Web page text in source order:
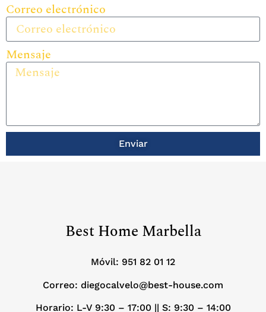
Correo electrónico
Mensaje
Enviar
Best Home Marbella
Móvil: 951 82 01 12
Correo: diegocalvelo@best-house.com
Horario: L-V 9:30 – 17:00 || S: 9:30 – 14:00